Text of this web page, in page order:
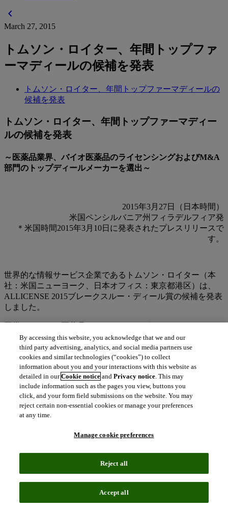
chevron_left
March 27, 2015
トムソン・ロイター、年間トップファ
ーマディールの候補を発表
トムソン・ロイター、年間トップファーマディールの
候補を発表
トムソン・ロイター、年間トップファーマディー
ルの候補を発表
～医薬品業界、バイオ医薬品のライセンシングおよびM&A
部門のトップディールメーカーを選出～
2015年3月27日（日本時間）
米国ペンシルバニア州フィラデルフィア発
＊米国時間2015年3月10日に発表されたプレスリリースで
す。
世界的な情報サービス企業であるトムソン・ロイター（本
社：米国ニューヨーク、日本オフィス：東京都港区）は、
ALLICENSE 2015ブレークスルー・ディール賞の候補を発表
しました。
の部門において、2014年のトップディールを表彰するもの
で、バイオ医薬品分野の事業開発・ライセンシング向けソリ
ューションであるThomson Reuters Recapに収録されている情
報を用いて選出されます。
受賞者の最終決定は、公開投票で行い、5月5日（火）に開催
するALLICENSE 2015の会場で表彰式が行われます。
ALLICENSEとは、医薬品、バイオテクノロジー、金融の各
分野から、事業開発やライセンシング、M&Aの専門家が一
堂に会し、業界全体が直面する課題について議論するととも
に、将来の医薬開発へ向けて協力してロードマップを作成す
る重要なイベントです。
ALLICENSE 2015に関して
よりご確
認ください。
候補に名を連ねているのは、ライセンシングとM&Aの2部門
By accessing this website, you acknowledge that we and our
third party advertising, analytics, and social media partners use
cookies and similar technologies (“cookies”) to collect
information about you and your interactions with this website as
detailed in ourCookie notice andPrivacy notice. This may
include information such as the pages you view, buttons you
click, and your form field submissions on the website. You may
reject certain non-essential cookies or manage your preferences
at any time.
Manage cookie preferences
Reject all
Accept all